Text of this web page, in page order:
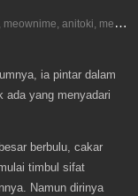
D
onlod nonton streaming video, anoboy, otakudesu, meownime, anitoki, meguminime, melody, oploverz, anoboy, nimegami, unduh, riie net, drivenime, myanimelist, MAL, kusonime, neonime, bstation, maxnime, animeindo, Netflix, crunchyroll, neonime, samehadaku, streaming, otakupoi, awsubs, anibatch, anikyojin, nekonime, kurogaze, zippyshare, vidio google drive, Muse Indonesia, iQIYI, Viu, Ani-One Asia, Animenonton, Otaku desu, Mangaku, Anibatch,Vidio, Genflix, Amazon Prime Video, Terlengkap Google Drive 240p, 3GP, Muse Indonesia.
ia pintar dalam
ada yang menyadari
berbulu, cakar
timbul sifat
Namun dirinya